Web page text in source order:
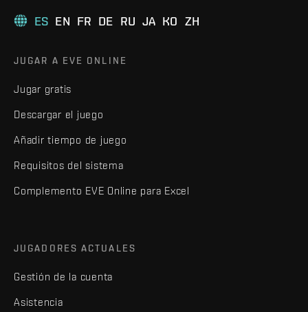
ES EN FR DE RU JA KO ZH
JUGAR A EVE ONLINE
Jugar gratis
Descargar el juego
Añadir tiempo de juego
Requisitos del sistema
Complemento EVE Online para Excel
JUGADORES ACTUALES
Gestión de la cuenta
Asistencia